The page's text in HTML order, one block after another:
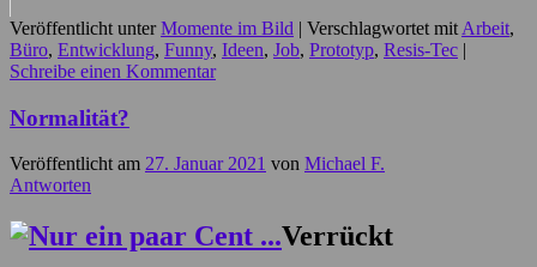
Veröffentlicht unter Momente im Bild | Verschlagwortet mit Arbeit,
Büro, Entwicklung, Funny, Ideen, Job, Prototyp, Resis-Tec |
Schreibe einen Kommentar
Normalität?
Veröffentlicht am 27. Januar 2021 von Michael F.
Antworten
Verrückt